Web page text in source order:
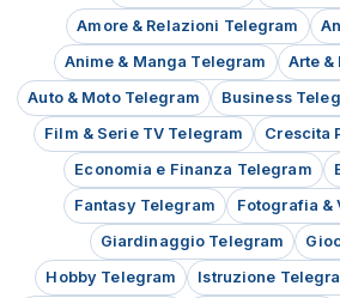
Amore & Relazioni Telegram
Anime & Manga Telegram
Arte &
Auto & Moto Telegram
Business
Film & Serie TV Telegram
Crescita
Economia e Finanza Telegram
Fantasy Telegram
Fotografia &
Giardinaggio Telegram
Hobby Telegram
Istruzione